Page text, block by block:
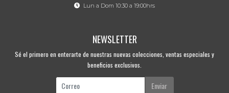
Lun a Dom 10:30 a 19:00hrs
NEWSLETTER
Sé el primero en enterarte de nuestras nuevas colecciones, ventas especiales y
beneficios exclusivos.
Enviar